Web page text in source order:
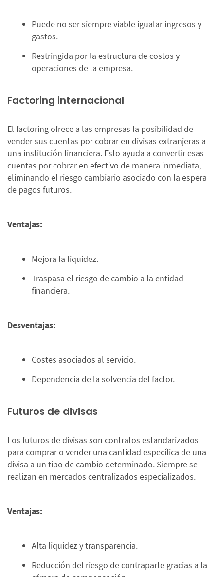
Puede no ser siempre viable igualar ingresos y
gastos.
Restringida por la estructura de costos y
operaciones de la empresa.
Factoring internacional
El factoring ofrece a las empresas la posibilidad de
vender sus cuentas por cobrar en divisas extranjeras a
una institución financiera. Esto ayuda a convertir esas
cuentas por cobrar en efectivo de manera inmediata,
eliminando el riesgo cambiario asociado con la espera
de pagos futuros.
Ventajas:
Mejora la liquidez.
Traspasa el riesgo de cambio a la entidad
financiera.
Desventajas:
Costes asociados al servicio.
Dependencia de la solvencia del factor.
Futuros de divisas
Los futuros de divisas son contratos estandarizados
para comprar o vender una cantidad específica de una
divisa a un tipo de cambio determinado. Siempre se
realizan en mercados centralizados especializados.
Ventajas:
Alta liquidez y transparencia.
Reducción del riesgo de contraparte gracias a la